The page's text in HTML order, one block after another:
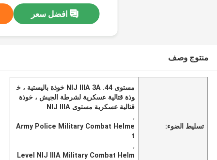
افضل سعر
منتوج وصف
تسليط الضوء:
مستوى NIJ IIIA 3A .44 خوذة باليستية ، خ
وذة قتالية عسكرية لشرطة الجيش ، خوذة
قتالية عسكرية مستوى NIJ IIIA
,
Army Police Military Combat Helme
t
,
Level NIJ IIIA Military Combat Helm